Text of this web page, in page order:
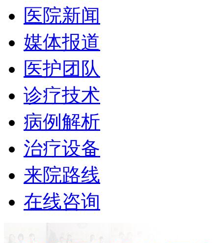
医院新闻
媒体报道
医护团队
诊疗技术
病例解析
治疗设备
来院路线
在线咨询